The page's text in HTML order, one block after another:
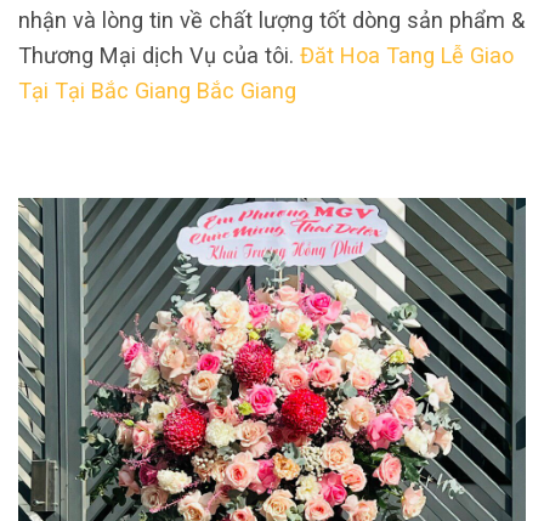
nhận và lòng tin về chất lượng tốt dòng sản phẩm &
Thương Mại dịch Vụ của tôi. Đăt Hoa Tang Lễ Giao
Tại Tại Bắc Giang Bắc Giang